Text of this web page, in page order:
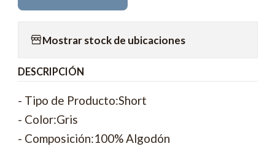
Mostrar stock de ubicaciones
DESCRIPCIÓN
- Tipo de Producto:Short
- Color:Gris
- Composición:100% Algodón